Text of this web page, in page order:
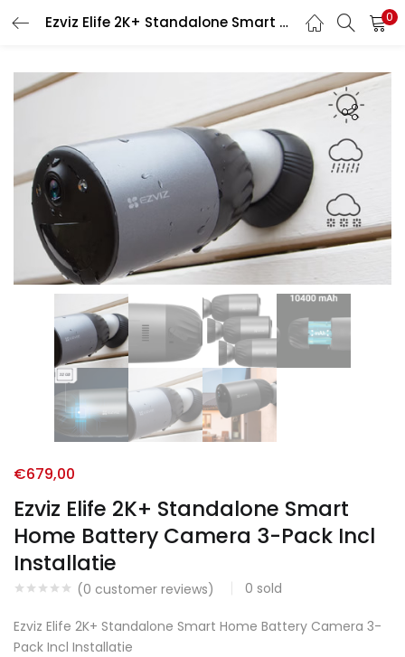
Ezviz Elife 2K+ Standalone Smart Home Battery Camera 3-Pack Incl Installatie 0
LOGIN REGISTER
Enter your username and password to login.
Remember me
Lost password?
Ezviz Elife 2K+ Standalone Smart
Home Battery Camera 3-Pack Incl
Installatie
(0 customer reviews) 0 sold
€679,00
Ezviz Elife 2K+ Standalone Smart Home Battery Camera 3-
Pack Incl Installatie